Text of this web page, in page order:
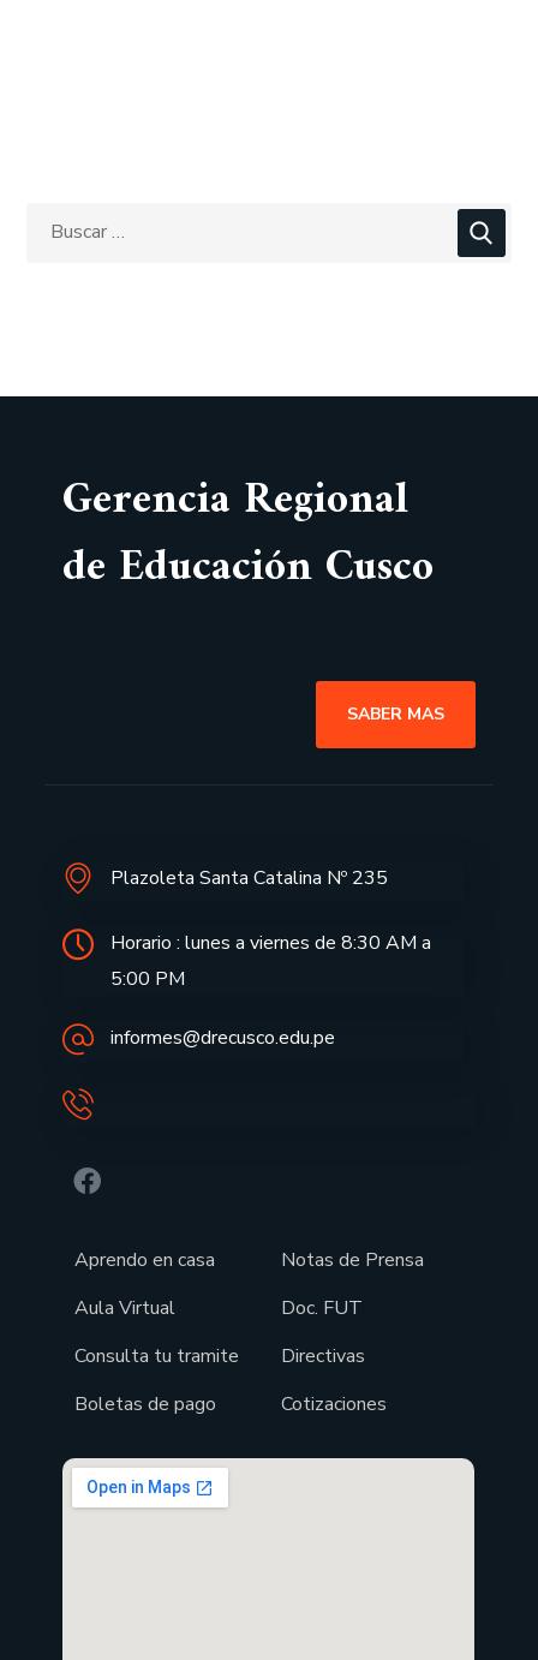
Gerencia Regional
de Educación Cusco
SABER MAS
Plazoleta Santa Catalina Nº 235
Horario : lunes a viernes de 8:30 AM a
5:00 PM
informes@drecusco.edu.pe
Aprendo en casa
Aula Virtual
Consulta tu tramite
Boletas de pago
Notas de Prensa
Doc. FUT
Directivas
Cotizaciones